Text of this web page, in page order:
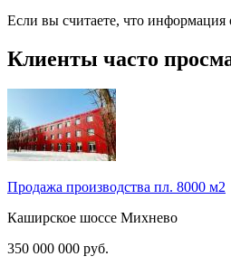
Если вы считаете, что
Клиенты часто
Продажа производства пл. 8000 м2
Каширское шоссе Михнево
350 000 000 руб.